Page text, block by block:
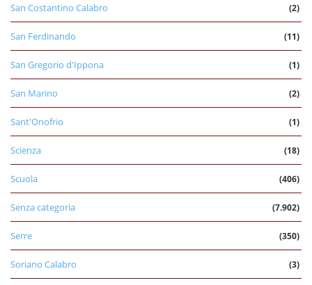
San Costantino Calabro (2)
San Ferdinando (11)
San Gregorio d'Ippona (1)
San Marino (2)
Sant'Onofrio (1)
Scienza (18)
Scuola (406)
Senza categoria (7.902)
Serre (350)
Soriano Calabro (3)